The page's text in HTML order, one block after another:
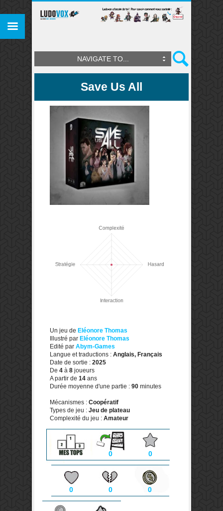
NAVIGATE TO...
Save Us All
Un jeu de Eléonore Thomas
Illustré par Eléonore Thomas
Edité par Abym-Games
Langue et traductions : Anglais, Français
Date de sortie : 2025
De 4 à 8 joueurs
A partir de 14 ans
Durée moyenne d'une partie : 90 minutes
Mécanismes : Coopératif
Types de jeu : Jeu de plateau
Complexité du jeu : Amateur
0 0
0 0 0